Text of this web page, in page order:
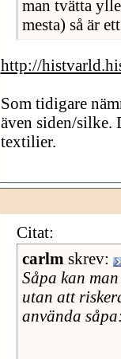
man tvätta
mesta) så är
http://
Som tidigare
även siden/silke.
textilier.
Citat:
carlm skrev:
Såpa kan
utan att
använda